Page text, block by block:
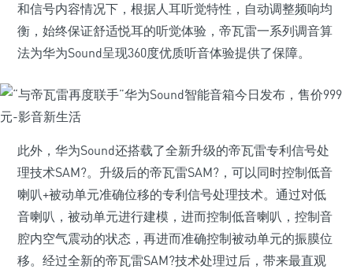
和信号内容情况下，根据人耳听觉特性，自动调整频响均
衡，始终保证舒适悦耳的听觉体验，帝瓦雷一系列调音算
法为华为Sound呈现360度优质听音体验提供了保障。
此外，华为Sound还搭载了全新升级的帝瓦雷专利信号处
理技术SAM?。升级后的帝瓦雷SAM?，可以同时控制低音
喇叭+被动单元准确位移的专利信号处理技术。通过对低
音喇叭，被动单元进行建模，进而控制低音喇叭，控制音
腔内空气震动的状态，再进而准确控制被动单元的振膜位
移。经过全新的帝瓦雷SAM?技术处理过后，带来最直观